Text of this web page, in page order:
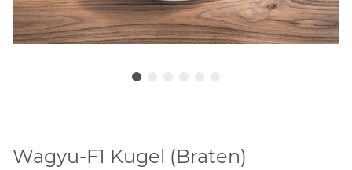
Wagyu-F1 Kugel (Braten)